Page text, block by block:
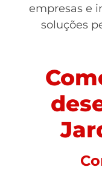
empresas e
soluções